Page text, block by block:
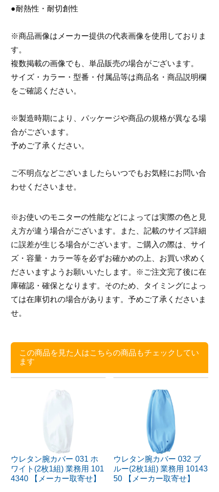
●耐熱性・耐切創性
※商品画像はメーカー提供の代表画像を使用しておりま
す。
複数掲載の画像でも、単品販売の場合がございます。
サイズ・カラー・型番・付属品等は商品名・商品説明欄
をご確認ください。
※製造時期により、パッケージや商品の規格が異なる場
合がございます。
予めご了承ください。
ご不明点などございましたらいつでもお気軽にお問い合
わせくださいませ。
※お使いのモニターの性能などによっては実際の色と見
え方が違う場合がございます。また、記載のサイズ詳細
に誤差が生じる場合がございます。ご購入の際は、サイ
ズ・容量・カラー等を必ずお確かめの上、お買い求めく
ださいますようお願いいたします。※ご注文完了後に在
庫確認・確保となります。そのため、タイミングによっ
ては在庫切れの場合があります。予めご了承くださいま
せ。
この商品を見た人はこちらの商品もチェックしてい
ます
ウレタン腕カバー 031 ホ
ワイト(2枚1組) 業務用 101
4340 【メーカー取寄せ】
ウレタン腕カバー 032 ブ
ルー(2枚1組) 業務用 10143
50 【メーカー取寄せ】